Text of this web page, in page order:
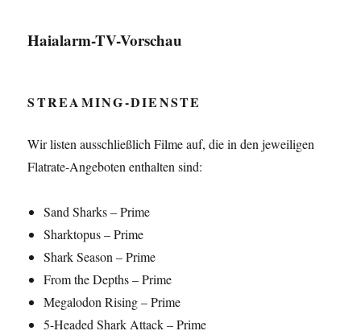
Haialarm-TV-Vorschau
STREAMING-DIENSTE
Wir listen ausschließlich Filme auf, die in den jeweiligen
Flatrate-Angeboten enthalten sind:
Sand Sharks – Prime
Sharktopus – Prime
Shark Season – Prime
From the Depths – Prime
Megalodon Rising – Prime
5-Headed Shark Attack – Prime